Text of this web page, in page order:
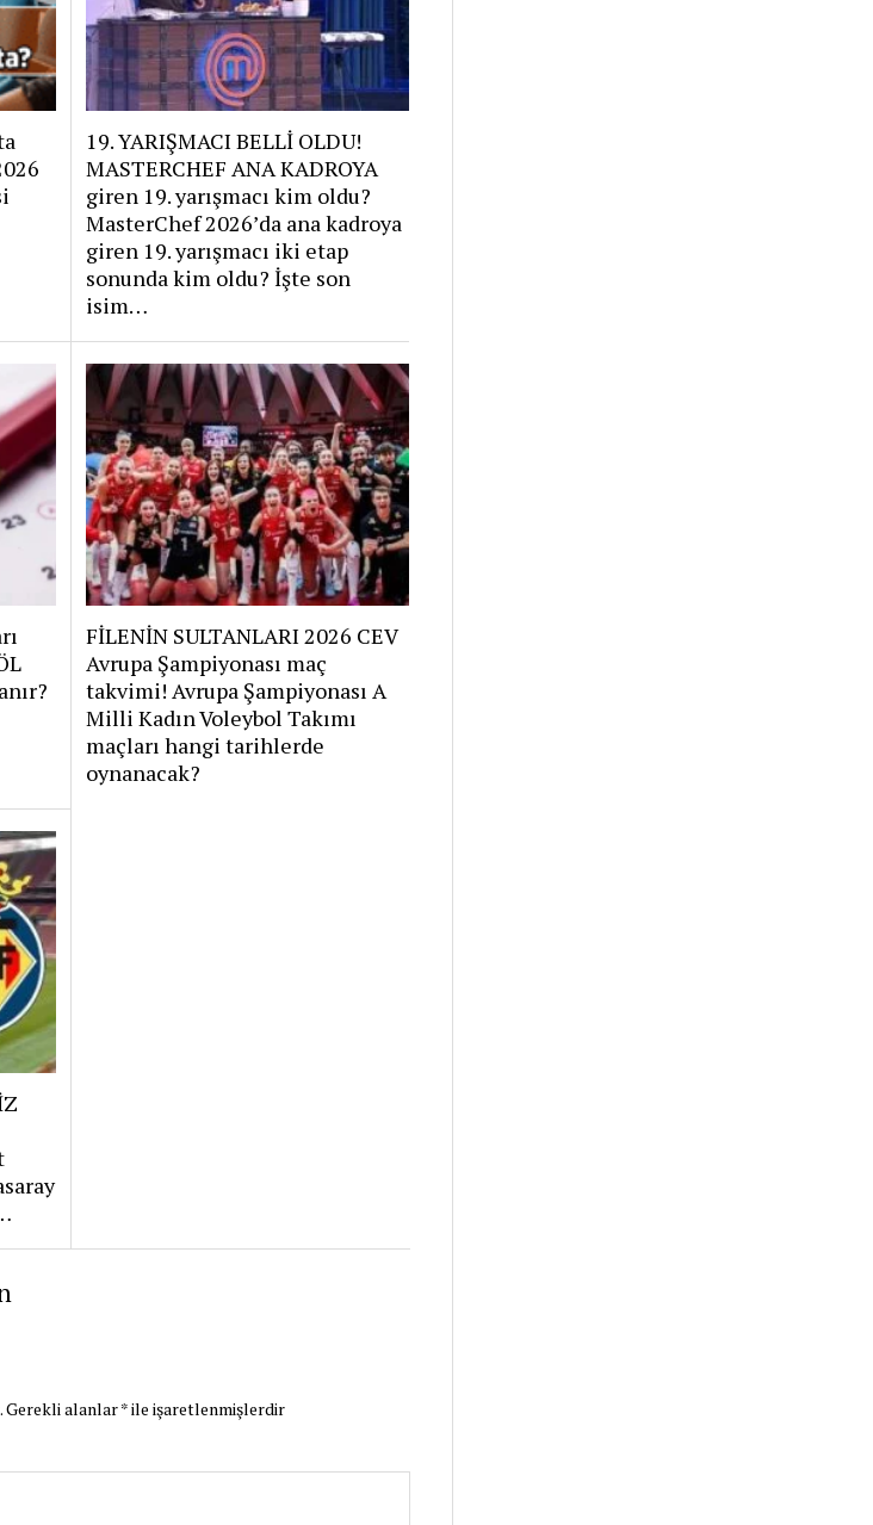
19. YARIŞMACI BELLİ OLDU!
MASTERCHEF ANA KADROYA
giren 19. yarışmacı kim oldu?
MasterChef 2026’da ana kadroya
giren 19. yarışmacı iki etap
sonunda kim oldu? İşte son
isim…
FİLENİN SULTANLARI 2026 CEV
Avrupa Şampiyonası maç
takvimi! Avrupa Şampiyonası A
Milli Kadın Voleybol Takımı
maçları hangi tarihlerde
oynanacak?
Gerekli alanlar*ile işaretlenmişlerdir